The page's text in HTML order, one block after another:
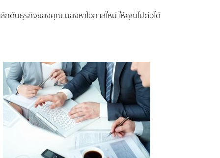
กดันธุรกิจของคุณ มองหาโอกาสใหม่ ให้คุณไปต่อได้